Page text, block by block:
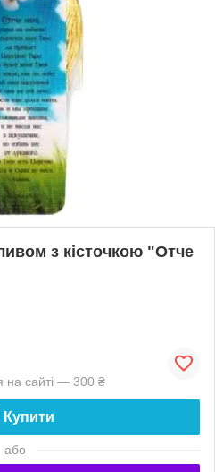
з кісточкою "Отче
на сайті — 300 ₴
Купити
або